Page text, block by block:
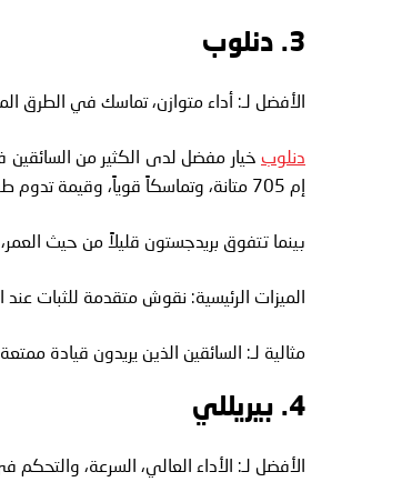
3. دنلوب
الأفضل لـ: أداء متوازن، تماسك في الطرق
دنلوب خيار مفضل لدى الكثير من
إم 705 متانة، وتماسكاً قوياً، وقيمة تدوم طويلاً.
بينما تتفوق بريدجستون قليلاً من حيث
الميزات الرئيسية: نقوش متقدمة للثبات
مثالية لـ: السائقين الذين يريدون قيادة
4. بيريللي
الأفضل لـ: الأداء العالي، السرعة، والتحكم